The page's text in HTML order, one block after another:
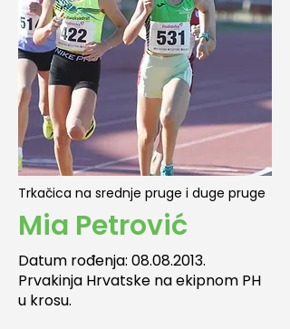
Trkačica na srednje pruge i duge pruge
Mia Petrović
Datum rođenja: 08.08.2013.
Prvakinja Hrvatske na ekipnom PH
u krosu.​